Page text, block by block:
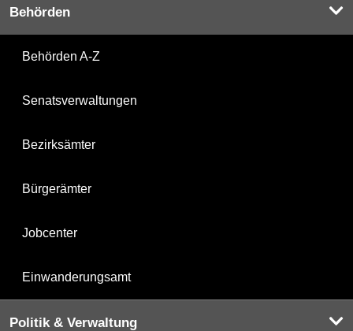
Behörden
Behörden A-Z
Senatsverwaltungen
Bezirksämter
Bürgerämter
Jobcenter
Einwanderungsamt
Politik & Verwaltung